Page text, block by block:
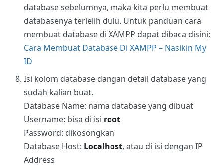
database sebelumnya, maka kita perlu membuat
databasenya terlelih dulu. Untuk panduan cara
membuat database di XAMPP dapat dibaca disini:
Cara Membuat Database Di XAMPP – Nasikin My
ID
Isi kolom database dangan detail database yang
sudah kalian buat.
Database Name: nama database yang dibuat
Username: bisa di isi root
Password: dikosongkan
Database Host: Localhost, atau di isi dengan IP
Address